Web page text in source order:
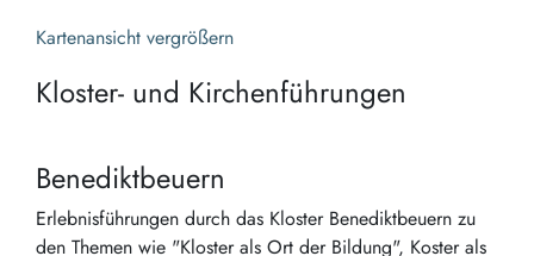
Kartenansicht vergrößern
Kloster- und Kirchenführungen
Benediktbeuern
Erlebnisführungen durch das Kloster Benediktbeuern zu
den Themen wie "Kloster als Ort der Bildung", Koster als